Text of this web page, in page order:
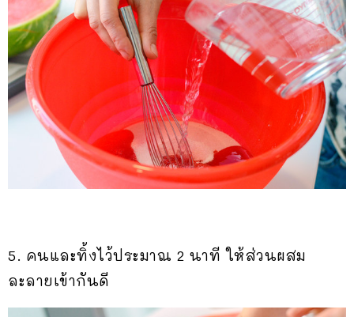
5. คนและทิ้งไว้ประมาณ 2 นาที ให้ส่วนผสม
ละลายเข้ากันดี